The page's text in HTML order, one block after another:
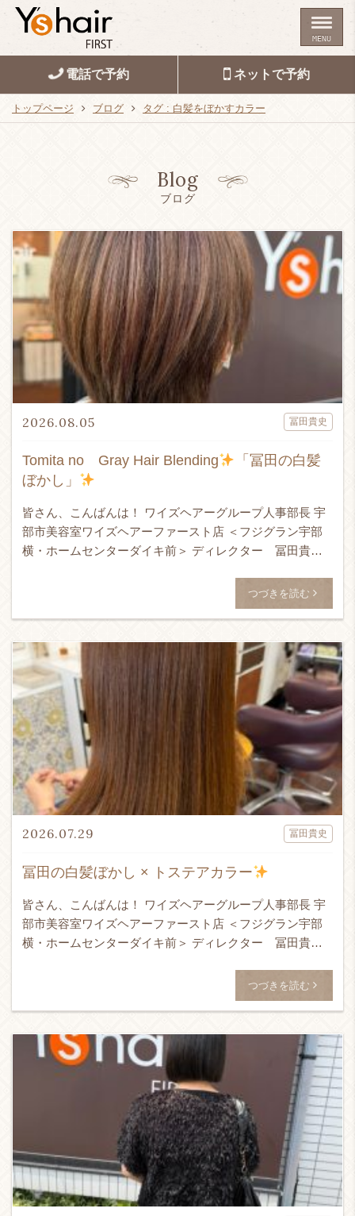
電話で予約 ネットで予約
トップページ ブログ タグ : 白髪をぼかすカラー
Blog
ブログ
Tomita no Gray Hair Blending
「冨田の白髪
ぼかし」
2026.08.05 冨田貴史
皆さん、こんばんは！ ワイズヘアーグループ人事部長 宇
部市美容室ワイズヘアーファースト店 ＜フジグラン宇部
横・ホームセンターダイキ前＞ ディレクター 冨田貴史
つづきを読む
冨田の白髪ぼかし × トステアカラー
2026.07.29 冨田貴史
皆さん、こんばんは！ ワイズヘアーグループ人事部長 宇
部市美容室ワイズヘアーファースト店 ＜フジグラン宇部
横・ホームセンターダイキ前＞ ディレクター 冨田貴史
つづきを読む
MENU